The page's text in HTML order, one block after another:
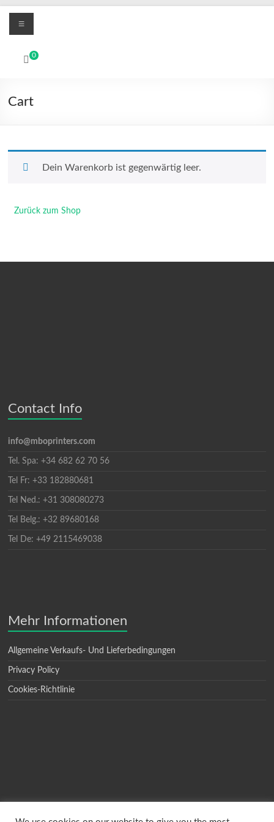
Zum
Inhalt
springen
MBO
UV-
Textil-
Menü
0
Cart
Dein Warenkorb ist gegenwärtig leer.
Zurück zum Shop
Contact Info
info@mboprinters.com
Tel. Spa: +34 682 62 70 56
Tel Fr: +33 182880681
Tel Ned.: +31 308080273
Tel Belg.: +32 89680168
Tel De: +49 2115469038
Mehr Informationen
Allgemeine Verkaufs- Und Lieferbedingungen
Privacy Policy
Cookies-Richtlinie